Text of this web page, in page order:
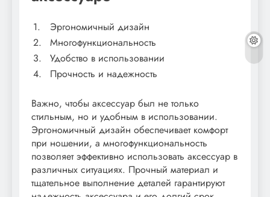
1.
Эргономичный дизайн
2.
Многофункциональность
3.
Удобство в использовании
4.
Прочность и надежность
Важно, чтобы аксессуар был не только
стильным, но и удобным в использовании.
Эргономичный дизайн обеспечивает комфорт
при ношении, а многофункциональность
позволяет эффективно использовать аксессуар в
различных ситуациях. Прочный материал и
тщательное выполнение деталей гарантируют